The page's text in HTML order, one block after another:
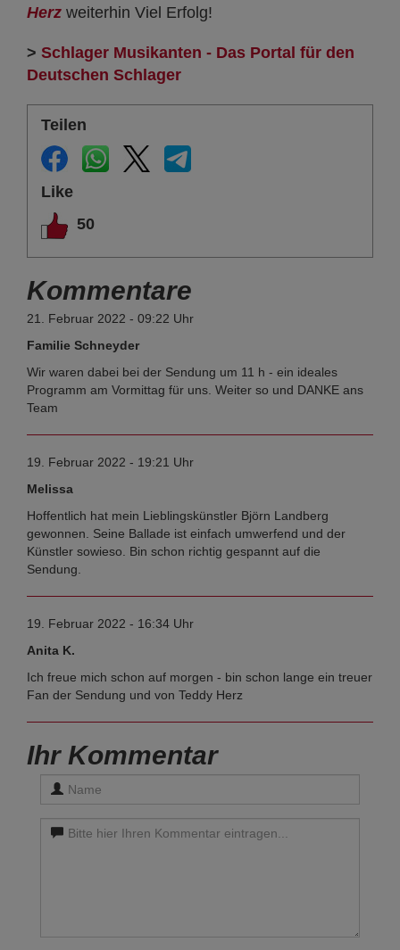
Herz weiterhin Viel Erfolg!
> Schlager Musikanten - Das Portal für den
Deutschen Schlager
Teilen
Like
50
Kommentare
21. Februar 2022 - 09:22 Uhr
Familie Schneyder
Wir waren dabei bei der Sendung um 11 h - ein ideales
Programm am Vormittag für uns. Weiter so und DANKE ans
Team
19. Februar 2022 - 19:21 Uhr
Melissa
Hoffentlich hat mein Lieblingskünstler Björn Landberg
gewonnen. Seine Ballade ist einfach umwerfend und der
Künstler sowieso. Bin schon richtig gespannt auf die
Sendung.
19. Februar 2022 - 16:34 Uhr
Anita K.
Ich freue mich schon auf morgen - bin schon lange ein treuer
Fan der Sendung und von Teddy Herz
Ihr Kommentar